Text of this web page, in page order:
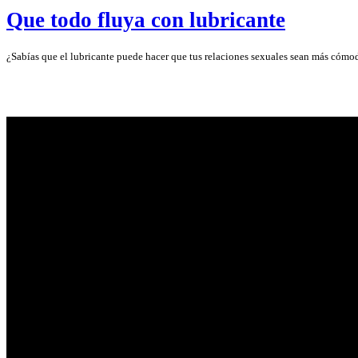
Que todo fluya con lubricante
¿Sabías que el lubricante puede hacer que tus relaciones sexuales sean más